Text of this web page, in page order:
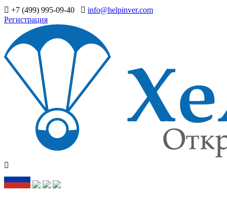
+7 (499) 995-09-40
info@helpinver.com
Регистрация